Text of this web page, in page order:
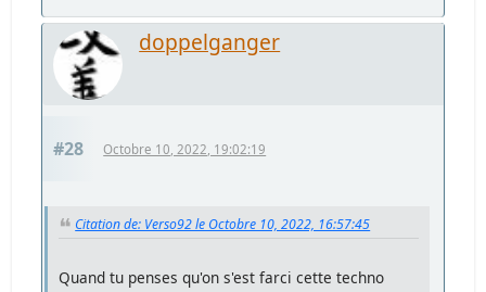
doppelganger
#28 Octobre 10, 2022, 19:02:19
Citation de: Verso92 le Octobre 10, 2022, 16:57:45
Quand tu penses qu'on s'est farci cette techno